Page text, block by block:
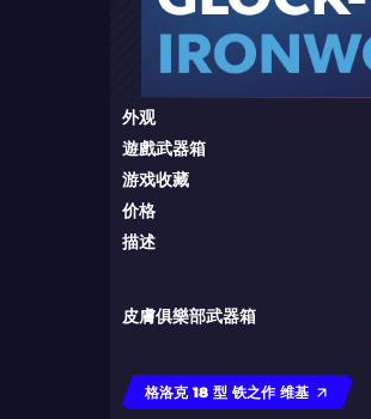
外观
遊戲武器箱
游戏收藏
价格
描述
皮膚俱樂部武器箱
格洛克 18 型 铁之作 维基